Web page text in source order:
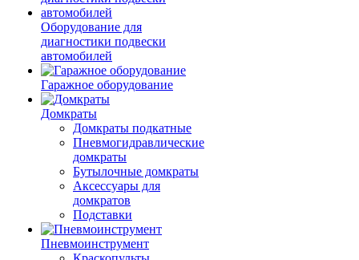
Оборудование для
диагностики подвески
автомобилей
Гаражное оборудование
Домкраты
Домкраты подкатные
Пневмогидравлические
домкраты
Бутылочные домкраты
Аксессуары для
домкратов
Подставки
Пневмоинструмент